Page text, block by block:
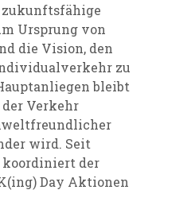
Ursprung von
die Vision, den
zu
bleibt
Verkehr
wird. Seit
der
Day Aktionen
FÜR